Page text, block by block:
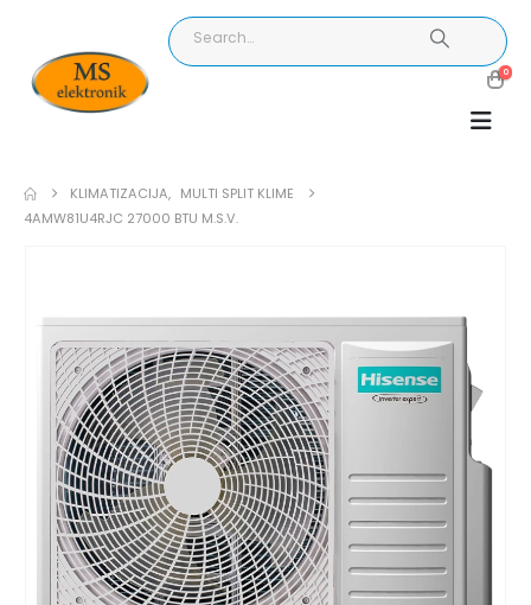
0
KLIMATIZACIJA, MULTI SPLIT KLIME
4AMW81U4RJC 27000 BTU M.S.V.